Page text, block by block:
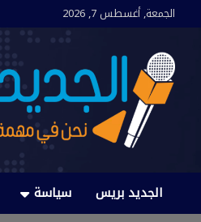
الجمعة, أغسطس 7, 2026
الجديد بريس
الجديد بريس
سياسة